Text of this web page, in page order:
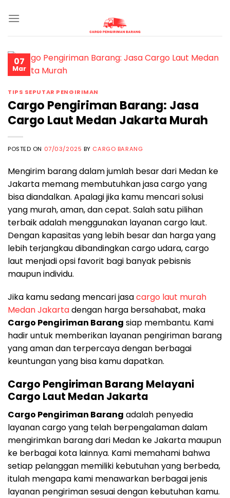
07
Mar
TIPS SEPUTAR PENGIRIMAN
Cargo Pengiriman Barang: Jasa
Cargo Laut Medan Jakarta Murah
POSTED ON 07/03/2025 BY CARGO BARANG
Mengirim barang dalam jumlah besar dari Medan ke
Jakarta memang membutuhkan jasa cargo yang
bisa diandalkan. Apalagi jika kamu mencari solusi
yang murah, aman, dan cepat. Salah satu pilihan
terbaik adalah menggunakan layanan cargo laut.
Dengan kapasitas yang lebih besar dan harga yang
lebih terjangkau dibandingkan cargo udara, cargo
laut menjadi opsi favorit bagi banyak pebisnis
maupun individu.
Jika kamu sedang mencari jasacargo laut murah
Medan Jakartadengan harga bersahabat, maka
Cargo Pengiriman Barang siap membantu. Kami
hadir untuk memberikan layanan pengiriman barang
yang aman dan terpercaya dengan berbagai
keuntungan yang bisa kamu dapatkan.
Cargo Pengiriman Barang Melayani
Cargo Laut Medan Jakarta
Cargo Pengiriman Barang adalah penyedia
layanan cargo yang telah berpengalaman dalam
mengirimkan barang dari Medan ke Jakarta maupun
ke berbagai kota lainnya. Kami memahami bahwa
setiap pelanggan memiliki kebutuhan yang berbeda,
itulah mengapa kami menawarkan berbagai jenis
layanan pengiriman sesuai dengan kebutuhan kamu.